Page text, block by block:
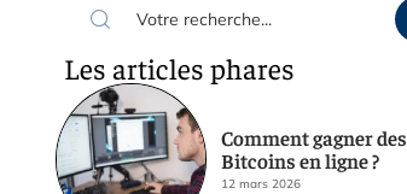
Les articles phares
Comment gagner des
Bitcoins en ligne ?
12 mars 2026